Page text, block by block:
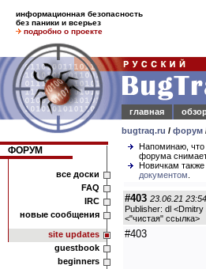
информационная безопасность
без паники и всерьез
подробно о проекте
главная
bugtraq.ru / форум
ФОРУМ
все доски
FAQ
IRC
новые сообщения
site updates
guestbook
beginners
Напоминаю, что
форума
Новичкам также
документом
#403 23.06.21 23:54
Publisher: dl <Dmitry
<"чистая" ссылка>
#403